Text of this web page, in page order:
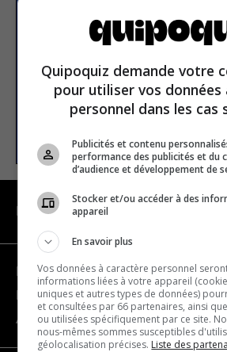
E-mail
NAVIGATION
Devenir partenaire
Nous joindre
À propos
Quipoquiz demande votre
pour utiliser vos données
personnel dans les cas
Publicités et contenu
performance des publicités et du
d’audience et développement de
Stocker et/ou accéder à des
appareil
En savoir plus
Vos données à caractère personnel
informations liées à votre appareil
uniques et autres types de données)
et consultées par 66 partenaires, ainsi
ou utilisées spécifiquement par ce site.
nous-mêmes sommes susceptibles
géolocalisation précises. Liste des